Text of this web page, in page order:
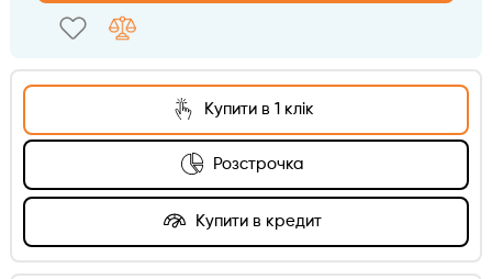
Купити в 1 клік
Розстрочка
Купити в кредит